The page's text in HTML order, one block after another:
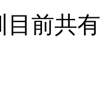
目前共有